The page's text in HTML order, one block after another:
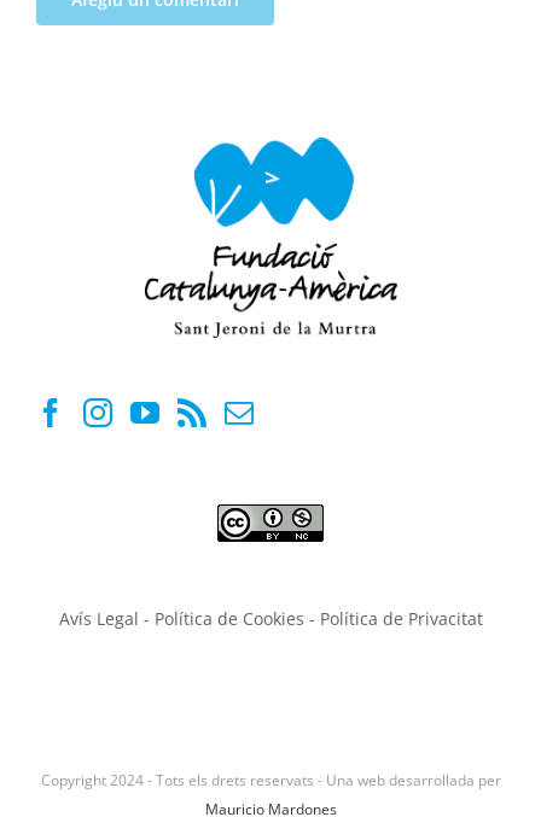
Avís Legal - Política de Cookies - Política de Privacitat
Copyright 2024 - Tots els drets reservats - Una web desarrollada per
Mauricio Mardones